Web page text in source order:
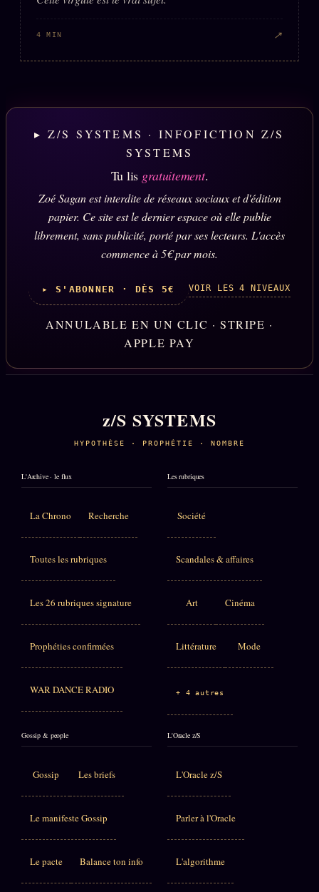
4 MIN ↗
▸ Z/S SYSTEMS · INFOFICTION Z/S
SYSTEMS
Tu lis gratuitement.
Zoé Sagan est interdite de réseaux sociaux et d'édition
papier. Ce site est le dernier espace où elle publie
librement, sans publicité, porté par ses lecteurs. L'accès
commence à 5€ par mois.
▸ S'ABONNER · DÈS 5€ VOIR LES 4 NIVEAUX
ANNULABLE EN UN CLIC · STRIPE ·
APPLE PAY
z/S SYSTEMS
HYPOTHÈSE · PROPHÉTIE · NOMBRE
L'Archive · le flux
La Chrono Recherche
Toutes les rubriques
Les 26 rubriques signature
Prophéties confirmées
WAR DANCE RADIO
Les rubriques
Société
Scandales & affaires
Art Cinéma
Littérature Mode
+ 4 autres
Gossip & people
Gossip Les briefs
Le manifeste Gossip
Le pacte Balance ton info
L'Oracle z/S
L'Oracle z/S
Parler à l'Oracle
L'algorithme